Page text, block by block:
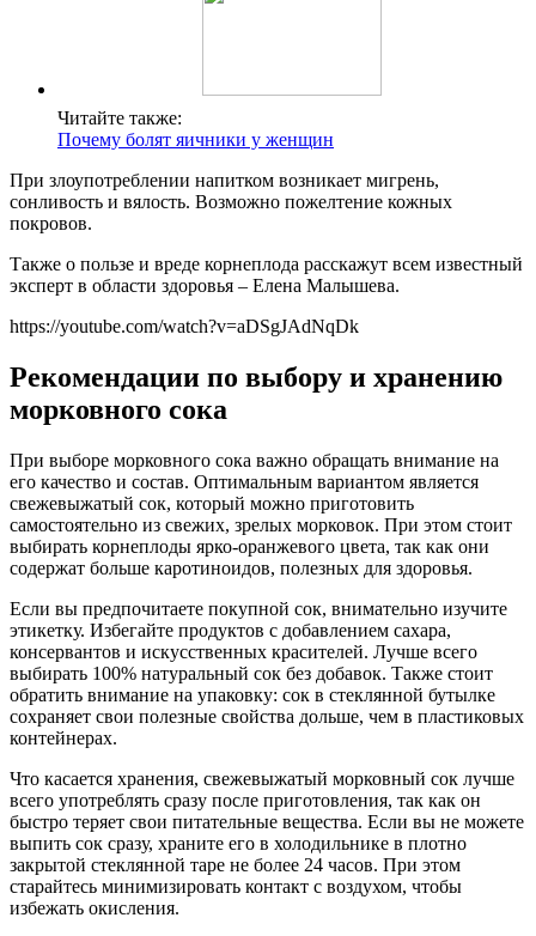
Читайте также:
Почему болят яичники у женщин
При злоупотреблении напитком возникает мигрень,
сонливость и вялость. Возможно пожелтение кожных
покровов.
Также о пользе и вреде корнеплода расскажут всем известный
эксперт в области здоровья – Елена Малышева.
https://youtube.com/watch?v=aDSgJAdNqDk
Рекомендации по выбору и хранению
морковного сока
При выборе морковного сока важно обращать внимание на
его качество и состав. Оптимальным вариантом является
свежевыжатый сок, который можно приготовить
самостоятельно из свежих, зрелых морковок. При этом стоит
выбирать корнеплоды ярко-оранжевого цвета, так как они
содержат больше каротиноидов, полезных для здоровья.
Если вы предпочитаете покупной сок, внимательно изучите
этикетку. Избегайте продуктов с добавлением сахара,
консервантов и искусственных красителей. Лучше всего
выбирать 100% натуральный сок без добавок. Также стоит
обратить внимание на упаковку: сок в стеклянной бутылке
сохраняет свои полезные свойства дольше, чем в пластиковых
контейнерах.
Что касается хранения, свежевыжатый морковный сок лучше
всего употреблять сразу после приготовления, так как он
быстро теряет свои питательные вещества. Если вы не можете
выпить сок сразу, храните его в холодильнике в плотно
закрытой стеклянной таре не более 24 часов. При этом
старайтесь минимизировать контакт с воздухом, чтобы
избежать окисления.